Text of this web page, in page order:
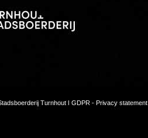
Turnhout ǀ GDPR - Privacy statement